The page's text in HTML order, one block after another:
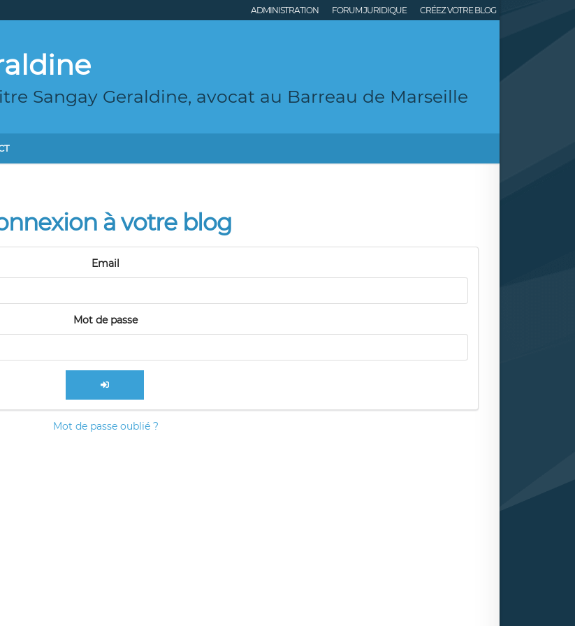
ADMINISTRATION FORUM JURIDIQUE CRÉEZ VOTRE BLOG
Sangay Geraldine, avocat au Barreau de Marseille
à votre blog
Email
Mot de passe
Mot de passe oublié ?